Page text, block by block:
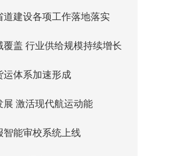
道建设各项工作落地落实
盖 行业供给规模持续增长
运体系加速形成
展 激活现代航运动能
智能审校系统上线